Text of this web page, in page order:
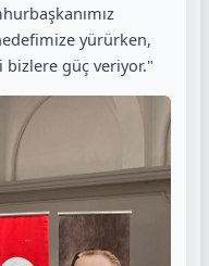
yürürken,
güç veriyor."